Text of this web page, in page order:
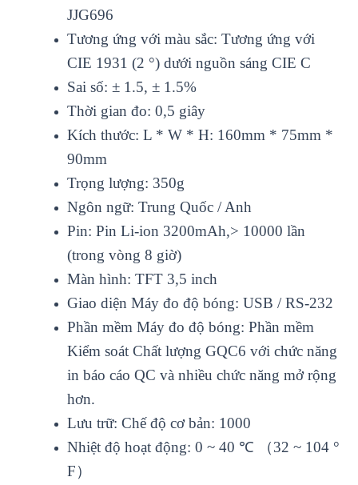
JJG696
Tương ứng với màu sắc: Tương ứng với
CIE 1931 (2 °) dưới nguồn sáng CIE C
Sai số: ± 1.5, ± 1.5%
Thời gian đo: 0,5 giây
Kích thước: L * W * H: 160mm * 75mm *
90mm
Trọng lượng: 350g
Ngôn ngữ: Trung Quốc / Anh
Pin: Pin Li-ion 3200mAh,> 10000 lần
(trong vòng 8 giờ)
Màn hình: TFT 3,5 inch
Giao diện Máy đo độ bóng: USB / RS-232
Phần mềm Máy đo độ bóng: Phần mềm
Kiểm soát Chất lượng GQC6 với chức năng
in báo cáo QC và nhiều chức năng mở rộng
hơn.
Lưu trữ: Chế độ cơ bản: 1000
Nhiệt độ hoạt động: 0 ~ 40 ℃ （32 ~ 104 °
F）